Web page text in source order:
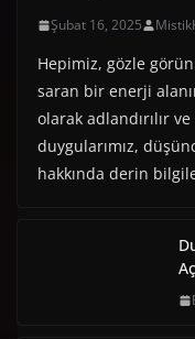
Şubat 16, 2025
Hepimiz, gözle
saran bir enerji
olarak adlandırılır
duygularımız,
hakkında derin